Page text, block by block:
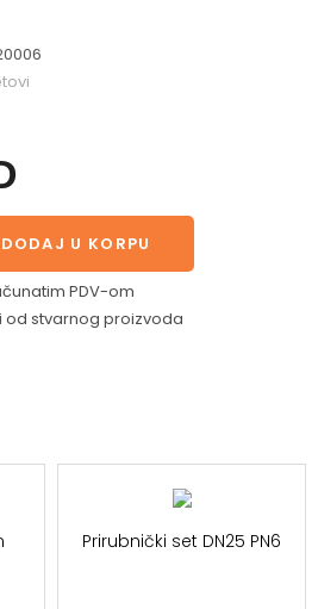
DODAJ U KORPU
PDV-om
od stvarnog proizvoda
Prirubnički set DN25 PN6